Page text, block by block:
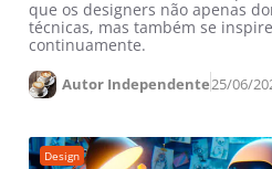
que os designers não apenas
técnicas, mas também se
continuamente.
Autor Independente25/06/
Design